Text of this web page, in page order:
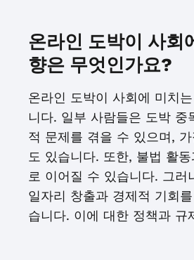
온라인 도박이 사회
향은 무엇인가요?
온라인 도박이 사회에 미치
니다. 일부 사람들은 도박 중
적 문제를 겪을 수 있으며,
도 있습니다. 또한, 불법 활
로 이어질 수 있습니다. 그러
일자리 창출과 경제적 기회
습니다. 이에 대한 정책과 규